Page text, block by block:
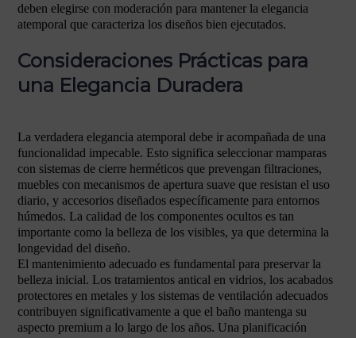
deben elegirse con moderación para mantener la elegancia
atemporal que caracteriza los diseños bien ejecutados.
Consideraciones Prácticas para
una Elegancia Duradera
La verdadera elegancia atemporal debe ir acompañada de una
funcionalidad impecable. Esto significa seleccionar mamparas
con sistemas de cierre herméticos que prevengan filtraciones,
muebles con mecanismos de apertura suave que resistan el uso
diario, y accesorios diseñados específicamente para entornos
húmedos. La calidad de los componentes ocultos es tan
importante como la belleza de los visibles, ya que determina la
longevidad del diseño.
El mantenimiento adecuado es fundamental para preservar la
belleza inicial. Los tratamientos antical en vidrios, los acabados
protectores en metales y los sistemas de ventilación adecuados
contribuyen significativamente a que el baño mantenga su
aspecto premium a lo largo de los años. Una planificación